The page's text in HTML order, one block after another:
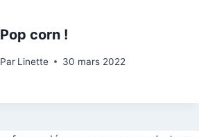
Pop corn !
Par Linette 30 mars 2022